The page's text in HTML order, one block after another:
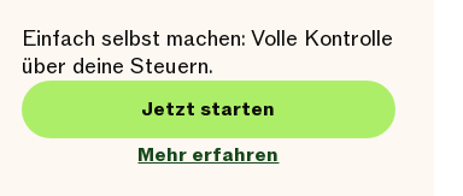
Einfach selbst machen: Volle Kontrolle
über deine Steuern.
Jetzt starten
Mehr erfahren